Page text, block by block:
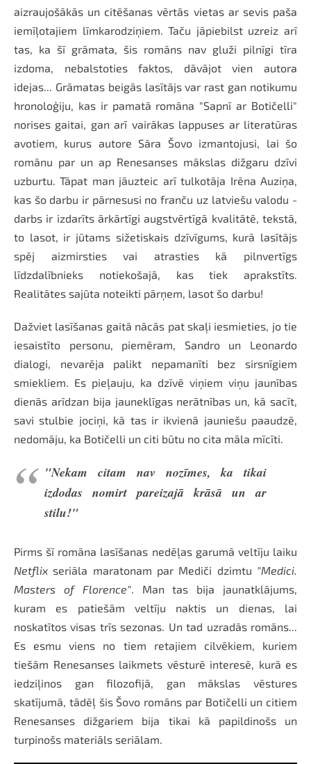
aizraujošākās un citēšanas vērtās vietas ar sevis paša
iemīļotajiem līmkarodziņiem. Taču jāpiebilst uzreiz arī
tas, ka šī grāmata, šis romāns nav gluži pilnīgi tīra
izdoma, nebalstoties faktos, dāvājot vien autora
idejas... Grāmatas beigās lasītājs var rast gan notikumu
hronoloģiju, kas ir pamatā romāna "Sapnī ar Botičelli"
norises gaitai, gan arī vairākas lappuses ar literatūras
avotiem, kurus autore Sāra Šovo izmantojusi, lai šo
romānu par un ap Renesanses mākslas dižgaru dzīvi
uzburtu. Tāpat man jāuzteic arī tulkotāja Irēna Auziņa,
kas šo darbu ir pārnesusi no franču uz latviešu valodu -
darbs ir izdarīts ārkārtīgi augstvērtīgā kvalitātē, tekstā,
to lasot, ir jūtams sižetiskais dzīvīgums, kurā lasītājs
spēj aizmirsties vai atrasties kā pilnvertīgs
līdzdalībnieks notiekošajā, kas tiek aprakstīts.
Realitātes sajūta noteikti pārņem, lasot šo darbu!
Dažviet lasīšanas gaitā nācās pat skaļi iesmieties, jo tie
iesaistīto personu, piemēram, Sandro un Leonardo
dialogi, nevarēja palikt nepamanīti bez sirsnīgiem
smiekliem. Es pieļauju, ka dzīvē viņiem viņu jaunības
dienās arīdzan bija jauneklīgas nerātnības un, kā sacīt,
savi stulbie jociņi, kā tas ir ikvienā jauniešu paaudzē,
nedomāju, ka Botičelli un citi būtu no cita māla mīcīti.
"Nekam citam nav nozīmes, ka tikai
izdodas nomirt pareizajā krāsā un ar
stilu!"
Pirms šī romāna lasīšanas nedēļas garumā veltīju laiku
Netflix seriāla maratonam par Mediči dzimtu "Medici.
Masters of Florence". Man tas bija jaunatklājums,
kuram es patiešām veltīju naktis un dienas, lai
noskatītos visas trīs sezonas. Un tad uzradās romāns...
Es esmu viens no tiem retajiem cilvēkiem, kuriem
tiešām Renesanses laikmets vēsturē interesē, kurā es
iedziļinos gan filozofijā, gan mākslas vēstures
skatījumā, tādēļ šis Šovo romāns par Botičelli un citiem
Renesanses dižgariem bija tikai kā papildinošs un
turpinošs materiāls seriālam.